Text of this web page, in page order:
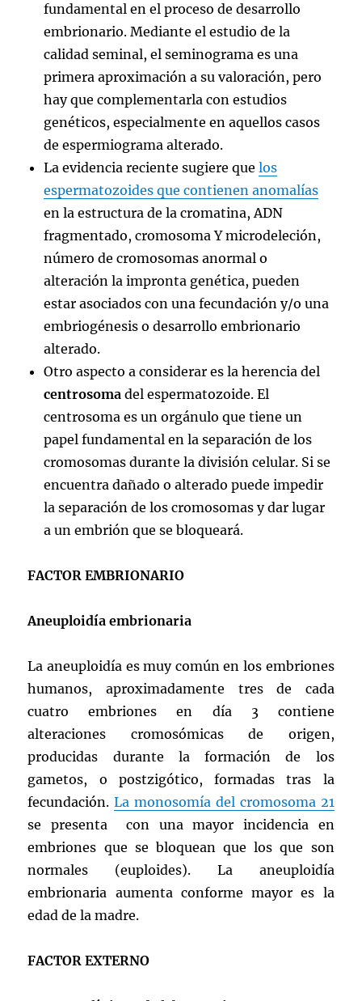
fundamental en el proceso de desarrollo
embrionario. Mediante el estudio de la
calidad seminal, el seminograma es una
primera aproximación a su valoración, pero
hay que complementarla con estudios
genéticos, especialmente en aquellos casos
de espermiograma alterado.
La evidencia reciente sugiere quelos
espermatozoides que contienen anomalías
en la estructura de la cromatina, ADN
fragmentado, cromosoma Y microdeleción,
número de cromosomas anormal o
alteración la impronta genética, pueden
estar asociados con una fecundación y/o una
embriogénesis o desarrollo embrionario
alterado.
Otro aspecto a considerar es la herencia del
centrosoma del espermatozoide. El
centrosoma es un orgánulo que tiene un
papel fundamental en la separación de los
cromosomas durante la división celular. Si se
encuentra dañado o alterado puede impedir
la separación de los cromosomas y dar lugar
a un embrión que se bloqueará.
FACTOR EMBRIONARIO
Aneuploidía embrionaria
La aneuploidía es muy común en los embriones
humanos, aproximadamente tres de cada
cuatro embriones en día 3 contiene
alteraciones cromosómicas de origen,
producidas durante la formación de los
gametos, o postzigótico, formadas tras la
fecundación.La monosomía del cromosoma 21
se presenta con una mayor incidencia en
embriones que se bloquean que los que son
normales (euploides). La aneuploidía
embrionaria aumenta conforme mayor es la
edad de la madre.
FACTOR EXTERNO